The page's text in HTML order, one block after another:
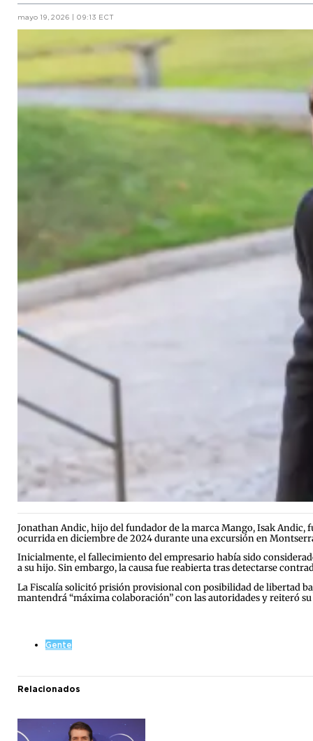
mayo 19, 2026 | 09:13 ECT
Jonathan Andic, hijo del fundador de la marca Mango, Isak Andic,
ocurrida en diciembre de 2024 durante una excursión en
Inicialmente, el fallecimiento del empresario había sido
a su hijo. Sin embargo, la causa fue reabierta tras detectarse
La Fiscalía solicitó prisión provisional con posibilidad de libertad
mantendrá “máxima colaboración” con las autoridades y reiteró
Gente
Relacionados